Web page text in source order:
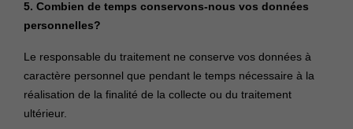
5. Combien de temps conservons-nous vos données
personnelles?
Le responsable du traitement ne conserve vos données à
caractère personnel que pendant le temps nécessaire à la
réalisation de la finalité de la collecte ou du traitement
ultérieur.